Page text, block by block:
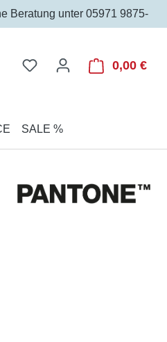
Beratung unter 05971 9875-
Du hast 0 Produkte auf
0,00 €
SALE %